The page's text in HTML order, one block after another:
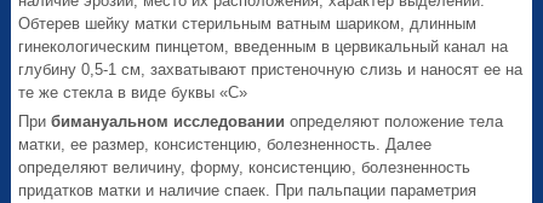
Обтерев шейку матки стерильным ватным шариком, длинным
гинекологическим пинцетом, введенным в цервикальный канал на
глубину 0,5-1 см, захватывают пристеночную слизь и наносят ее на
те же стекла в виде буквы «С»
Прибимануальном исследовании определяют положение тела
матки, ее размер, консистенцию, болезненность. Далее
определяют величину, форму, консистенцию, болезненность
придатков матки и наличие спаек. При пальпации параметрия